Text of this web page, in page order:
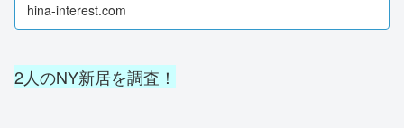
hina-interest.com
2人のNY新居を調査！